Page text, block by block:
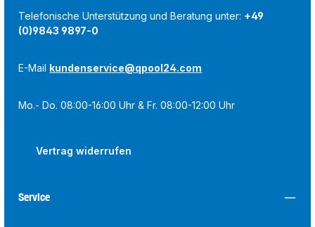
Telefonische Unterstützung und Beratung unter: +49
(0)9843 9897-0
E-Mail kundenservice@qpool24.com
Mo.- Do. 08:00-16:00 Uhr & Fr. 08:00-12:00 Uhr
Vertrag widerrufen
Service